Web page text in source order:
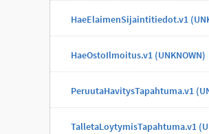
HaeOstoIlmoitus.v1 (UNKNOWN)